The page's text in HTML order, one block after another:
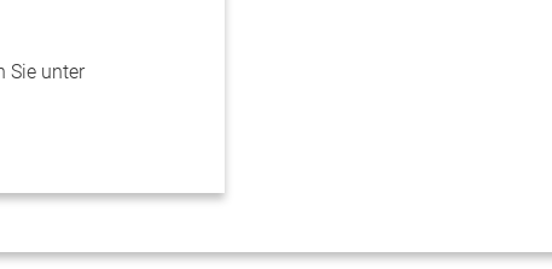
Sie unter